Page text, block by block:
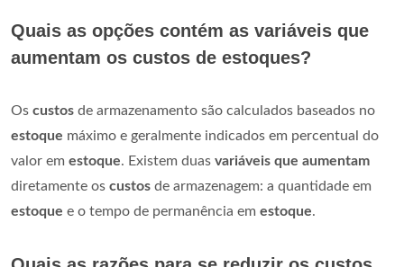
Quais as opções contém as variáveis que
aumentam os custos de estoques?
Os custos de armazenamento são calculados baseados no
estoque máximo e geralmente indicados em percentual do
valor em estoque. Existem duas variáveis que aumentam
diretamente os custos de armazenagem: a quantidade em
estoque e o tempo de permanência em estoque.